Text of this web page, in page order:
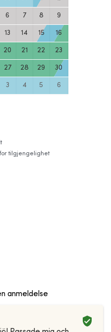
6 7 8 9
13 14 15 16
20 21 22 23
27 28 29 30
3 4 5 6
tilgjengelighet
anmeldelse